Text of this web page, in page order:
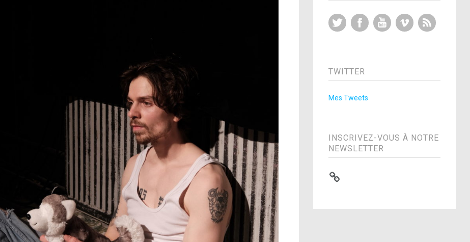
Twitter FacebookYouTubeVimeo
TWITTER
Mes Tweets
INSCRIVEZ-VOUS À NOTRE
NEWSLETTER